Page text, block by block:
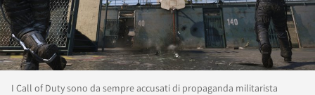
I Call of Duty sono da sempre accusati di propaganda militarista